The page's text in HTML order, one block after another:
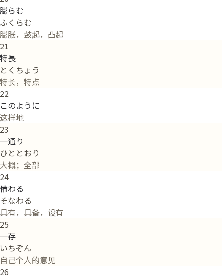
膨らむ
ふくらむ
膨胀，鼓起，凸起
21
特長
とくちょう
特长，特点
22
このように
这样地
23
一通り
ひととおり
大概；全部
24
備わる
そなわる
具有，具备，设有
25
一存
いちぞん
自己个人的意见
26